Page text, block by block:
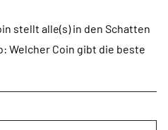
stellt alle(s) in den Schatten
Welcher Coin gibt die beste